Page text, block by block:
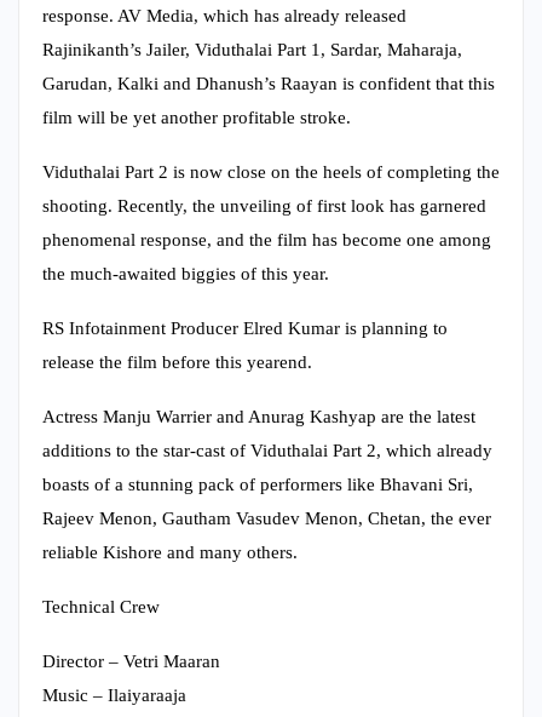
response. AV Media, which has already released
Rajinikanth’s Jailer, Viduthalai Part 1, Sardar, Maharaja,
Garudan, Kalki and Dhanush’s Raayan is confident that this
film will be yet another profitable stroke.
Viduthalai Part 2 is now close on the heels of completing the
shooting. Recently, the unveiling of first look has garnered
phenomenal response, and the film has become one among
the much-awaited biggies of this year.
RS Infotainment Producer Elred Kumar is planning to
release the film before this yearend.
Actress Manju Warrier and Anurag Kashyap are the latest
additions to the star-cast of Viduthalai Part 2, which already
boasts of a stunning pack of performers like Bhavani Sri,
Rajeev Menon, Gautham Vasudev Menon, Chetan, the ever
reliable Kishore and many others.
Technical Crew
Director – Vetri Maaran
Music – Ilaiyaraaja